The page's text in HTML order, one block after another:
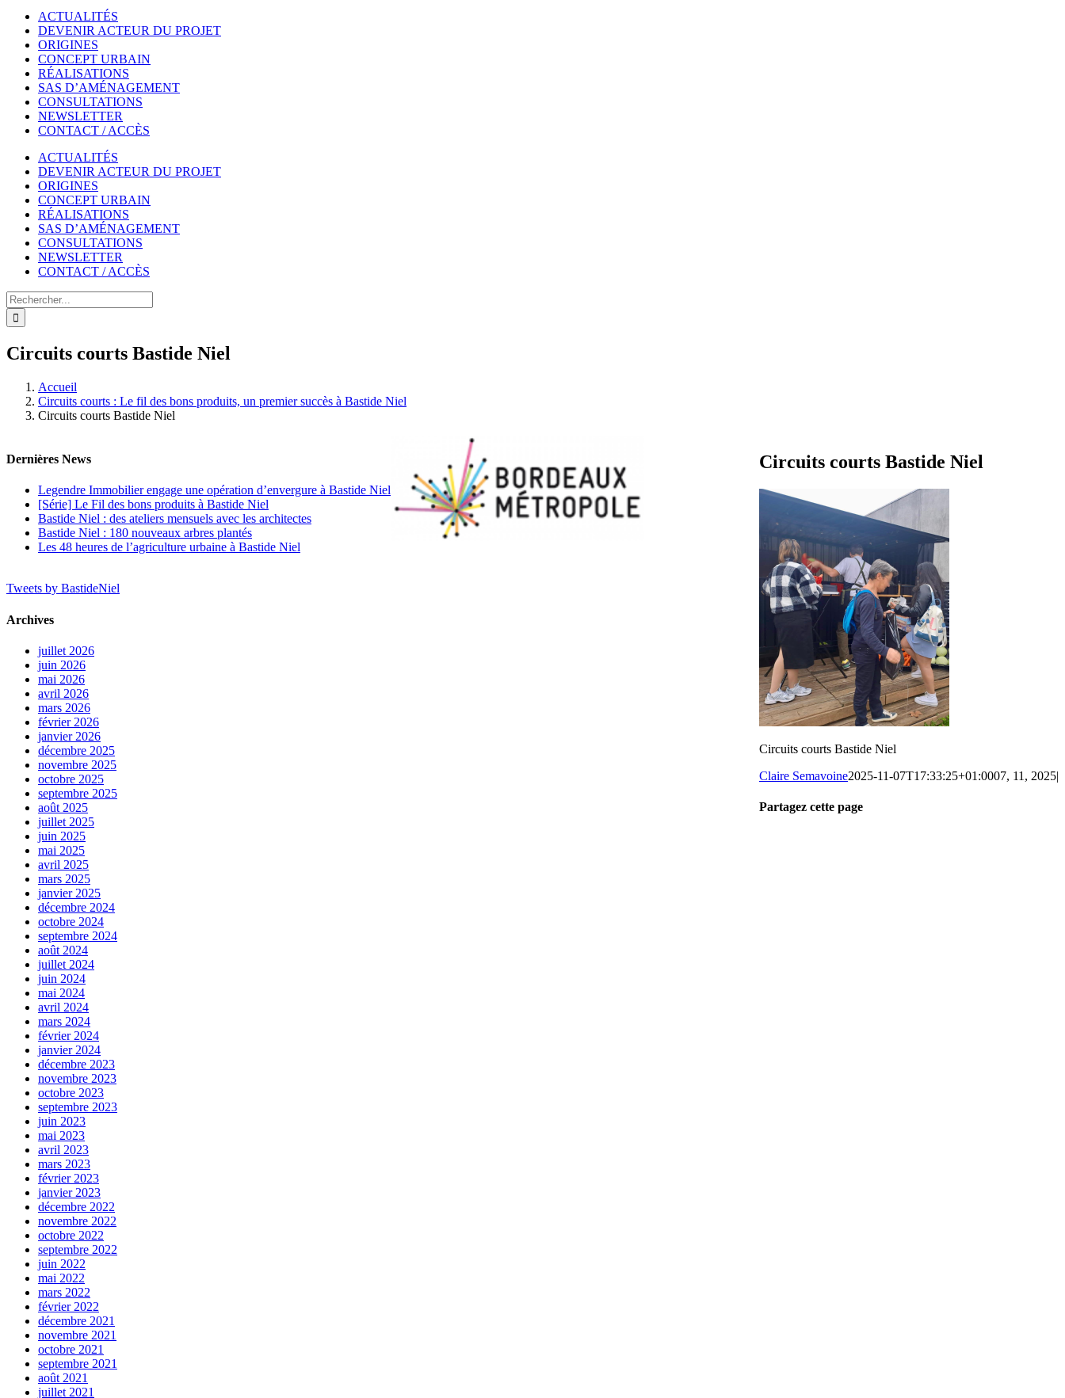
ACTUALITÉS
DEVENIR ACTEUR DU PROJET
ORIGINES
CONCEPT URBAIN
RÉALISATIONS
SAS D’AMÉNAGEMENT
CONSULTATIONS
NEWSLETTER
CONTACT / ACCÈS
ACTUALITÉS
DEVENIR ACTEUR DU PROJET
ORIGINES
CONCEPT URBAIN
RÉALISATIONS
SAS D’AMÉNAGEMENT
CONSULTATIONS
NEWSLETTER
CONTACT / ACCÈS
Rechercher
Circuits courts Bastide Niel
Accueil
Circuits courts : Le fil des bons produits, un premier succès à Bastide Niel
Circuits courts Bastide Niel
Circuits courts Bastide Niel
Circuits courts Bastide Niel
Claire Semavoine2025-11-07T17:33:25+01:0007, 11, 2025|
Partagez cette page
Dernières News
Legendre Immobilier engage une opération d’envergure à Bastide Niel
[Série] Le Fil des bons produits à Bastide Niel
Bastide Niel : des ateliers mensuels avec les architectes
Bastide Niel : 180 nouveaux arbres plantés
Les 48 heures de l’agriculture urbaine à Bastide Niel
Tweets by BastideNiel
Archives
juillet 2026
juin 2026
mai 2026
avril 2026
mars 2026
février 2026
janvier 2026
décembre 2025
novembre 2025
octobre 2025
septembre 2025
août 2025
juillet 2025
juin 2025
mai 2025
avril 2025
mars 2025
janvier 2025
décembre 2024
octobre 2024
septembre 2024
août 2024
juillet 2024
juin 2024
mai 2024
avril 2024
mars 2024
février 2024
janvier 2024
décembre 2023
novembre 2023
octobre 2023
septembre 2023
juin 2023
mai 2023
avril 2023
mars 2023
février 2023
janvier 2023
décembre 2022
novembre 2022
octobre 2022
septembre 2022
juin 2022
mai 2022
mars 2022
février 2022
décembre 2021
novembre 2021
octobre 2021
septembre 2021
août 2021
juillet 2021